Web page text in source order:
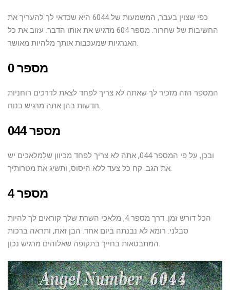
כפי שצוין בעבר, המשמעות של 6044 היא שכדאי לך להעריך את
החשיבות של שחרור. מספר 604 מדגיש את אותו הדבר. עזוב את כל
האנרגיות שמעכבות אותך מלהיות מאושר.
מספר 0
המספר הזה מזכיר לך שאתה לא צריך לפחד לצאת לדרכים רוחניות
חדשות בהן אתה מרגיש בנוח.
מספר 044
ובכן, על פי המספר 044, אתה לא צריך לפחד מכיוון שלמלאכים יש
את הגב. קח כל צעד ללא היסוס, ותשיג את מטרותיך.
מספר 4
הכל דורש זמן. דרך מספר 4, מלאכי השרת שלך קוראים לך להיות
סבלני. רומא לא נבנתה ביום אחד. הבן זאת, ותראה ברכות
המתבטאות בחייך בתקופה שאלוהים מרגיש נכון.